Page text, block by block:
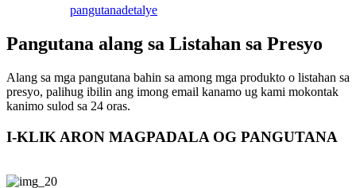
pangutanadetalye
Pangutana alang sa Listahan sa Presyo
Alang sa mga pangutana bahin sa among mga produkto o listahan sa
presyo, palihug ibilin ang imong email kanamo ug kami mokontak
kanimo sulod sa 24 oras.
I-KLIK ARON MAGPADALA OG PANGUTANA